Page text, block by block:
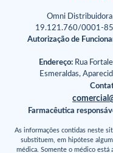
Omni Distribuidora
19.121.760/0001-
Autorização de
Endereço: Rua
Esmeraldas,
Farmacêutica
As informações contidas neste
substituem, em hipótese
médica. Somente o médico está